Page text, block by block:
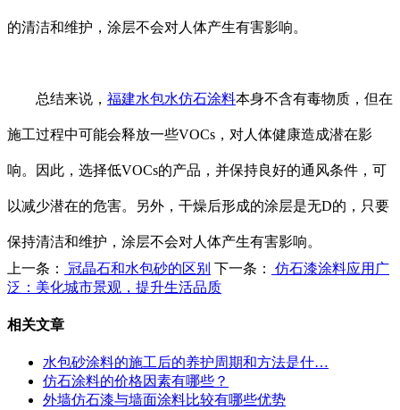
的清洁和维护，涂层不会对人体产生有害影响。
总结来说， 福建水包水仿石涂料本身不含有毒物质，但在
施工过程中可能会释放一些VOCs，对人体健康造成潜在影
响。因此，选择低VOCs的产品，并保持良好的通风条件，可
以减少潜在的危害。另外，干燥后形成的涂层是无D的，只要
保持清洁和维护，涂层不会对人体产生有害影响。
上一条：
冠晶石和水包砂的区别 下一条：
仿石漆涂料应用广
泛：美化城市景观，提升生活品质
相关文章
水包砂涂料的施工后的养护周期和方法是什…
仿石涂料的价格因素有哪些？
外墙仿石漆与墙面涂料比较有哪些优势